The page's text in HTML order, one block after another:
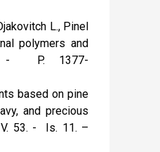
L., Pinel
polymers and
- P. 1377-
based on pine
and precious
V. 53. - Is. 11. –